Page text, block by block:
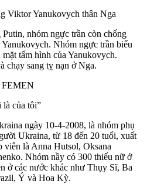
Viktor Yanukovych thân Nga
nhóm ngực trần còn chống
Nhóm ngực trần biểu
tấm hình của Yanukovych.
chạy sang tỵ nạn ở Nga.
FEMEN
là của tôi”
ngày 10-4-2008, là nhóm phụ
Ukraina, từ 18 đến 20 tuổi, xuất
viên là Anna Hutsol, Oksana
Nhóm nầy có 300 thiếu nữ ở
ở các nước khác như Thụy Sĩ, Ba
Ý và Hoa Kỳ.